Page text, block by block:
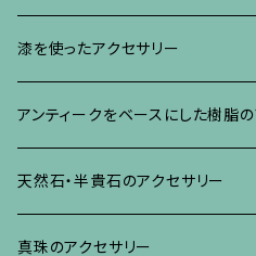
イヤリング・ピアス
ネックレス、その他
ブローチ
イヤリング、ピアス
ネックレス、ペンダント
ブレスレット、バングル、その他
漆を使ったアクセサリー
ブローチ
イヤリング・ピアス
ネックレス・ペンダント
アンティークをベースにした樹脂
ブローチ
イヤリング・ピアス
天然石・半貴石のアクセサリー
ブローチ
真珠のアクセサリー